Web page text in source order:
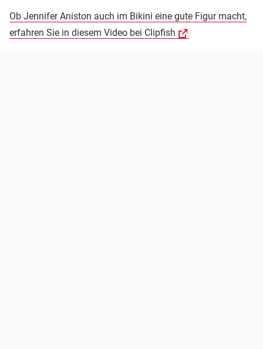
Ob Jennifer Aniston auch im Bikini eine gute Figur macht,
erfahren Sie in diesem Video bei Clipfish